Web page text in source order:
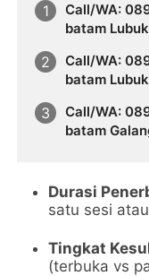
Call/WA:
batam
Call/WA:
batam
Call/WA:
batam
Durasi
satu sesi
Tingkat
(terbuka vs